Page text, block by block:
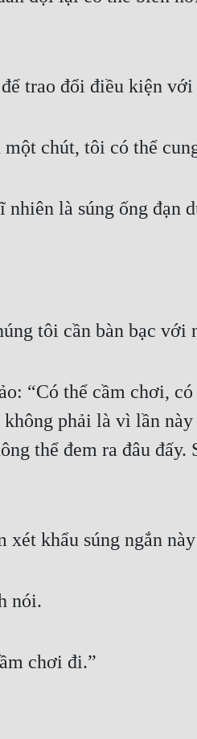
trao đổi điều kiện với
chút, tôi có thể
là súng ống đạn
tôi cần bàn bạc với
“Có thể cầm chơi,
phải là vì lần
thể đem ra đâu
khẩu súng ngắn
nói.
chơi đi.”